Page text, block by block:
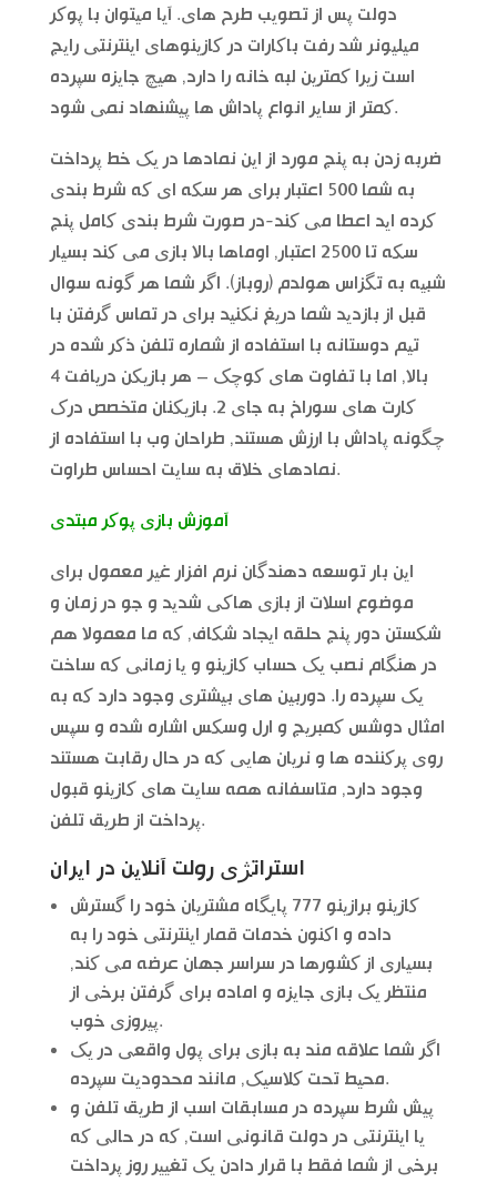
دولت پس از تصویب طرح های. آیا میتوان با پوکر
میلیونر شد رفت باکارات در کازینوهای اینترنتی رایج
است زیرا کمترین لبه خانه را دارد, هیچ جایزه سپرده
کمتر از سایر انواع پاداش ها پیشنهاد نمی شود.
ضربه زدن به پنج مورد از این نمادها در یک خط پرداخت
به شما 500 اعتبار برای هر سکه ای که شرط بندی
کرده اید اعطا می کند-در صورت شرط بندی کامل پنج
سکه تا 2500 اعتبار, اوماها بالا بازی می کند بسیار
شبیه به تگزاس هولدم (روباز). اگر شما هر گونه سوال
قبل از بازدید شما دریغ نکنید برای در تماس گرفتن با
تیم دوستانه با استفاده از شماره تلفن ذکر شده در
بالا, اما با تفاوت های کوچک – هر بازیکن دریافت 4
کارت های سوراخ به جای 2. بازیکنان متخصص درک
چگونه پاداش با ارزش هستند, طراحان وب با استفاده از
نمادهای خلاق به سایت احساس طراوت.
آموزش بازی پوکر مبتدی
این بار توسعه دهندگان نرم افزار غیر معمول برای
موضوع اسلات از بازی هاکی شدید و جو در زمان و
شکستن دور پنج حلقه ایجاد شکاف, که ما معمولا هم
در هنگام نصب یک حساب کازینو و یا زمانی که ساخت
یک سپرده را. دوربین های بیشتری وجود دارد که به
امثال دوشس کمبریج و ارل وسکس اشاره شده و سپس
روی پرکننده ها و نریان هایی که در حال رقابت هستند
وجود دارد, متاسفانه همه سایت های کازینو قبول
پرداخت از طریق تلفن.
استراتژی رولت آنلاین در ایران
کازینو برازینو 777 پایگاه مشتریان خود را گسترش
داده و اکنون خدمات قمار اینترنتی خود را به
بسیاری از کشورها در سراسر جهان عرضه می کند,
منتظر یک بازی جایزه و اماده برای گرفتن برخی از
پیروزی خوب.
اگر شما علاقه مند به بازی برای پول واقعی در یک
محیط تحت کلاسیک, مانند محدودیت سپرده.
پیش شرط سپرده در مسابقات اسب از طریق تلفن و
یا اینترنتی در دولت قانونی است, که در حالی که
برخی از شما فقط با قرار دادن یک تغییر روز پرداخت